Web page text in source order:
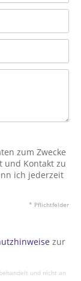
zum Zwecke
und Kontakt zu
ich jederzeit
* Pflichtfelder
zur
und nicht an